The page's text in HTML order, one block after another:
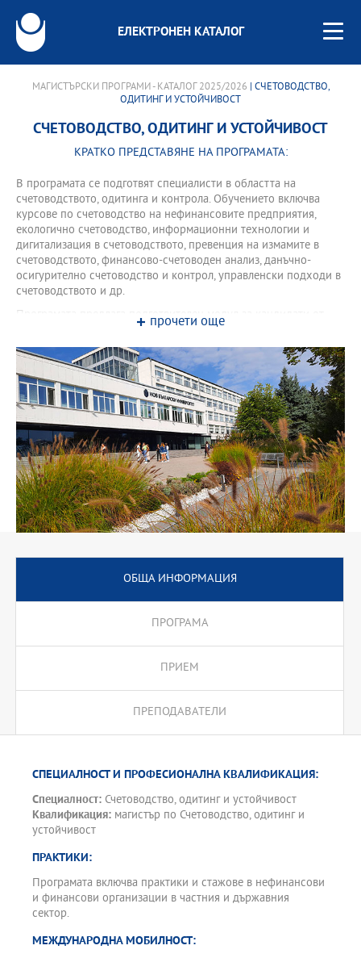
ЕЛЕКТРОНЕН КАТАЛОГ
МАГИСТЪРСКИ ПРОГРАМИ - КАТАЛОГ 2025/2026 | СЧЕТОВОДСТВО,
ОДИТИНГ И УСТОЙЧИВОСТ
СЧЕТОВОДСТВО, ОДИТИНГ И УСТОЙЧИВОСТ
КРАТКО ПРЕДСТАВЯНЕ НА ПРОГРАМАТА:
В програмата се подготвят специалисти в областта на
счетоводството, одитинга и контрола. Обучението включва
курсове по счетоводство на нефинансовите предприятия,
екологично счетоводство, информационни технологии и
дигитализация в счетоводството, превенция на измамите в
счетоводството, финансово-счетоводен анализ, данъчно-
осигурително счетоводство и контрол, управленски подходи в
счетоводството и др.
Програмата предлага подготвителен модул за кандидати от
други образователни области.
Програмата предлага надграждащ семестър за кандидати с
образователно-квалификационна степен "професионален
бакалавър".
прочети още
ОБЩА ИНФОРМАЦИЯ
ПРОГРАМА
ПРИЕМ
ПРЕПОДАВАТЕЛИ
СПЕЦИАЛНОСТ И ПРОФЕСИОНАЛНА КВАЛИФИКАЦИЯ:
Специалност: Счетоводство, одитинг и устойчивост
Квалификация: магистър по Счетоводство, одитинг и
устойчивост
ПРАКТИКИ:
Програмата включва практики и стажове в нефинансови
и финансови организации в частния и държавния
сектор.
МЕЖДУНАРОДНА МОБИЛНОСТ: